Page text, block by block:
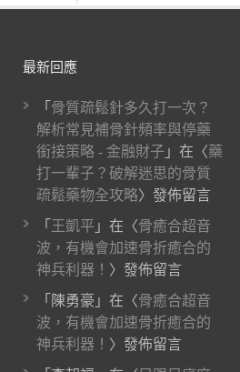
最新回應
「 骨質疏鬆針多久打一次？
解析常見補骨針頻率與停藥
銜接策略 - 金融財子 」在〈藥
打一輩子？破解迷思的骨質
疏鬆藥物全攻略〉發佈留言
「 王凱平 」在〈骨癒合超音
波，有機會加速骨折癒合的
神兵利器！ 〉發佈留言
「 陳勇豪 」在〈骨癒合超音
波，有機會加速骨折癒合的
神兵利器！ 〉發佈留言